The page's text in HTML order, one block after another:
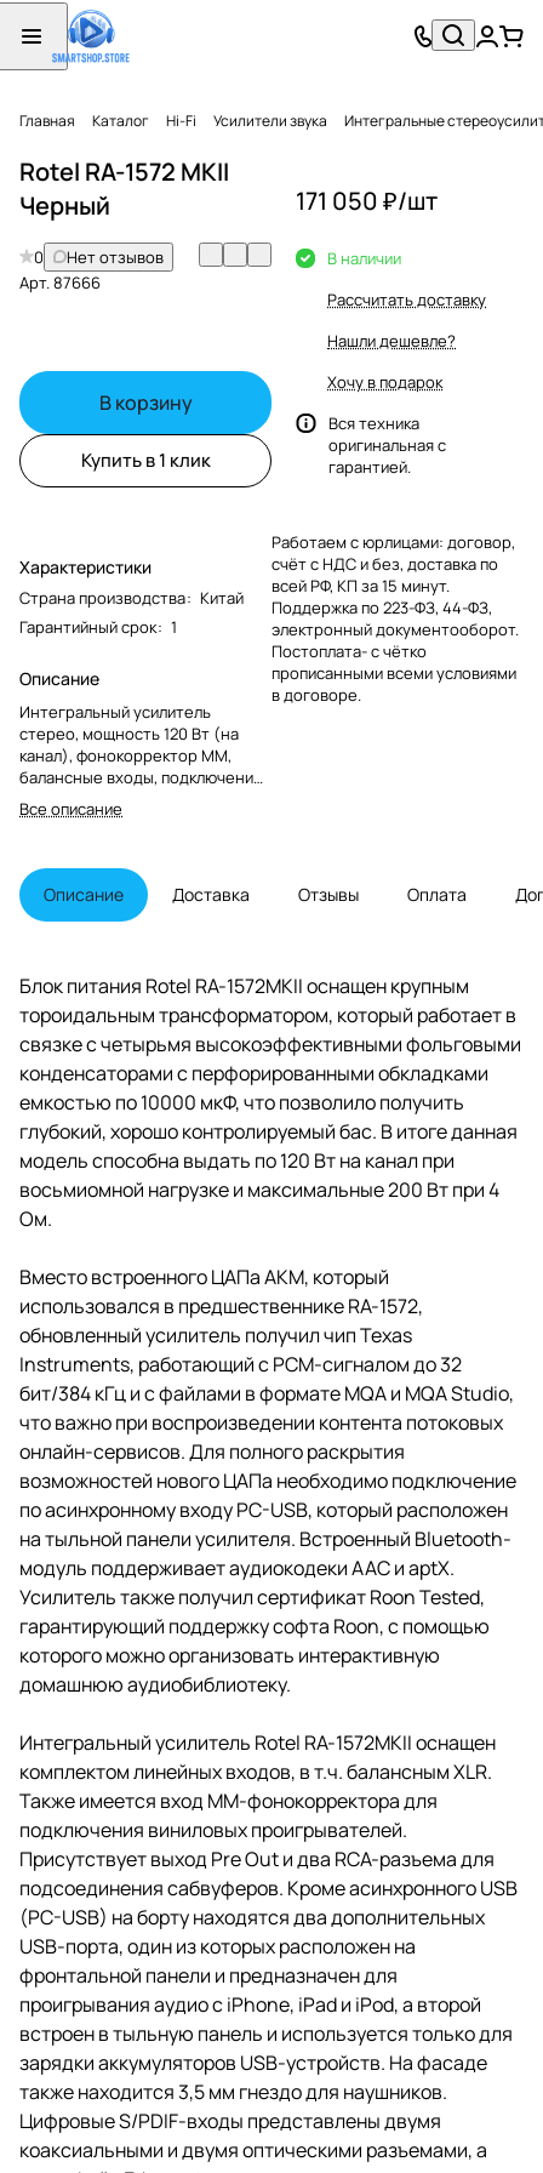
Главная Каталог Hi-Fi Усилители звука Интегральные
Rotel RA-1572 MKII
Черный
0
Нет отзывов
Арт.87666
В корзину
Купить в 1 клик
Характеристики
Страна производства: Китай
Гарантийный срок: 1
Описание
Интегральный усилитель
стерео, мощность 120 Вт (на
канал), фонокорректор MM,
балансные входы, подключение
к сети по Ethernet, встроенный
ЦАП, подключение к компьютеру
100 дБ, коэффициент гармоник
0.03 %, пульт ДУ, вес 13.63 кг,
тороидальный трансформатор,
Все описание
171 050 ₽/шт
В наличии
Рассчитать доставку
Нашли дешевле?
Хочу в подарок
Вся техника
оригинальная с
гарантией.
Работаем с юрлицами: договор,
счёт с НДС и без, доставка по
всей РФ, КП за 15 минут.
Поддержка по 223-ФЗ, 44-ФЗ,
электронный документооборот.
Постоплата- с чётко
прописанными всеми условиями
в договоре.
Описание Доставка Отзывы Оплата
Блок питания Rotel RA-1572MKII оснащен крупным
тороидальным трансформатором, который работает в
связке с четырьмя высокоэффективными фольговыми
конденсаторами с перфорированными обкладками
емкостью по 10000 мкФ, что позволило получить
глубокий, хорошо контролируемый бас. В итоге данная
модель способна выдать по 120 Вт на канал при
восьмиомной нагрузке и максимальные 200 Вт при 4
Ом.
Вместо встроенного ЦАПа AKM, который
использовался в предшественнике RA-1572,
обновленный усилитель получил чип Texas
Instruments, работающий с PCM-сигналом до 32
бит/384 кГц и с файлами в формате MQA и MQA Studio,
что важно при воспроизведении контента потоковых
онлайн-сервисов. Для полного раскрытия
возможностей нового ЦАПа необходимо подключение
по асинхронному входу PC-USB, который расположен
на тыльной панели усилителя. Встроенный Bluetooth-
модуль поддерживает аудиокодеки AAC и aptX.
Усилитель также получил сертификат Roon Tested,
гарантирующий поддержку софта Roon, с помощью
которого можно организовать интерактивную
домашнюю аудиобиблиотеку.
Интегральный усилитель Rotel RA-1572MKII оснащен
комплектом линейных входов, в т.ч. балансным XLR.
Также имеется вход MM-фонокорректора для
подключения виниловых проигрывателей.
Присутствует выход Pre Out и два RCA-разъема для
подсоединения сабвуферов. Кроме асинхронного USB
(PC-USB) на борту находятся два дополнительных
USB-порта, один из которых расположен на
фронтальной панели и предназначен для
проигрывания аудио с iPhone, iPad и iPod, а второй
встроен в тыльную панель и используется только для
зарядки аккумуляторов USB-устройств. На фасаде
также находится 3,5 мм гнездо для наушников.
Цифровые S/PDIF-входы представлены двумя
коаксиальными и двумя оптическими разъемами, а